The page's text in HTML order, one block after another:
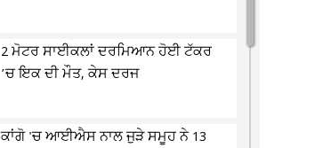
2 ਮੋਟਰ ਸਾਈਕਲਾਂ ਦਰਮਿਆਨ ਹੋਈ ਟੱਕਰ
’ਚ ਇਕ ਦੀ ਮੌਤ, ਕੇਸ ਦਰਜ
ਕਾਂਗੋ 'ਚ ਆਈਐਸ ਨਾਲ ਜੁੜੇ ਸਮੂਹ ਨੇ 13